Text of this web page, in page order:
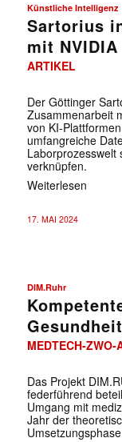
Künstliche Intelligenz
Sartorius
mit NVIDIA
ARTIKEL
Der Göttinger
Zusammenarbeit
von KI-
umfangreiche
Laborprozesswelt
verknüpfen.
Weiterlesen
17. MAI 2024
DIM.Ruhr
MEDTECH-ZWO-
Das Projekt
federführend
Umgang mit
Jahr der